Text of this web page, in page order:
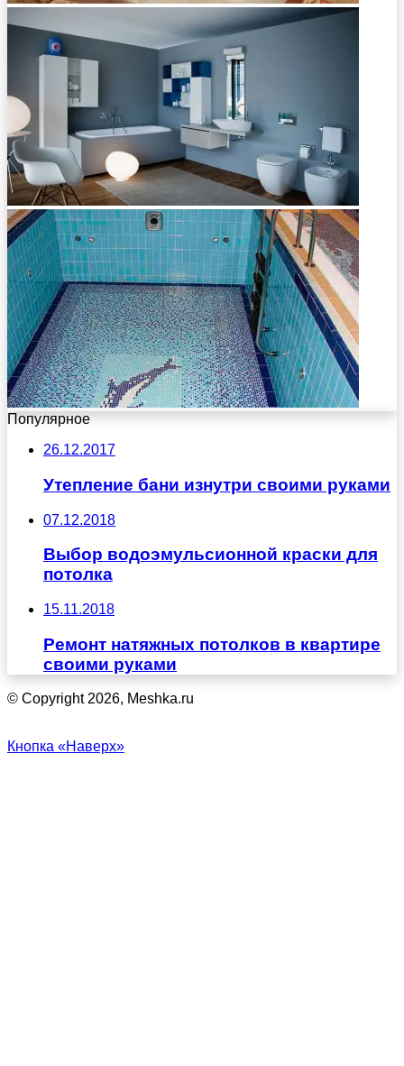
Популярное
26.12.2017
Утепление бани изнутри своими руками
07.12.2018
Выбор водоэмульсионной краски для
потолка
15.11.2018
Ремонт натяжных потолков в квартире
своими руками
© Copyright 2026, Meshka.ru
Кнопка «Наверх»